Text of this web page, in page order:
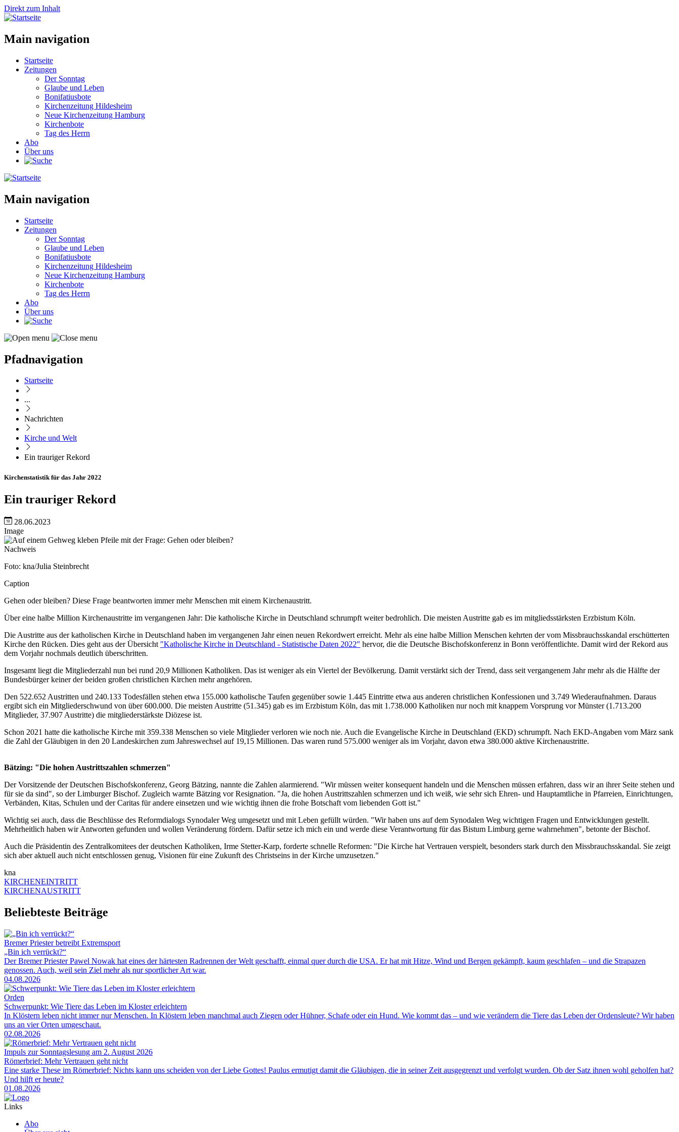
Direkt zum Inhalt
Main navigation
Startseite
Zeitungen
Der Sonntag
Glaube und Leben
Bonifatiusbote
Kirchenzeitung Hildesheim
Neue Kirchenzeitung Hamburg
Kirchenbote
Tag des Herrn
Abo
Über uns
Main navigation
Startseite
Zeitungen
Der Sonntag
Glaube und Leben
Bonifatiusbote
Kirchenzeitung Hildesheim
Neue Kirchenzeitung Hamburg
Kirchenbote
Tag des Herrn
Abo
Über uns
Pfadnavigation
Startseite
...
Nachrichten
Kirche und Welt
Ein trauriger Rekord
Kirchenstatistik für das Jahr 2022
Ein trauriger Rekord
28.06.2023
Image
Nachweis
Foto: kna/Julia Steinbrecht
Caption
Gehen oder bleiben? Diese Frage beantworten immer mehr Menschen mit einem Kirchenaustritt.
Über eine halbe Million Kirchenaustritte im vergangenen Jahr: Die katholische Kirche in Deutschland schrumpft weiter bedrohlich. Die meisten Austritte gab es im mitgliedsstärksten Erzbistum Köln.
Die Austritte aus der katholischen Kirche in Deutschland haben im vergangenen Jahr einen neuen Rekordwert erreicht. Mehr als eine halbe Million Menschen kehrten der vom Missbrauchsskandal erschütterten
Kirche den Rücken. Dies geht aus der Übersicht "Katholische Kirche in Deutschland - Statistische Daten 2022" hervor, die die Deutsche Bischofskonferenz in Bonn veröffentlichte. Damit wird der Rekord aus
dem Vorjahr nochmals deutlich überschritten.
Insgesamt liegt die Mitgliederzahl nun bei rund 20,9 Millionen Katholiken. Das ist weniger als ein Viertel der Bevölkerung. Damit verstärkt sich der Trend, dass seit vergangenem Jahr mehr als die Hälfte der
Bundesbürger keiner der beiden großen christlichen Kirchen mehr angehören.
Den 522.652 Austritten und 240.133 Todesfällen stehen etwa 155.000 katholische Taufen gegenüber sowie 1.445 Eintritte etwa aus anderen christlichen Konfessionen und 3.749 Wiederaufnahmen. Daraus
ergibt sich ein Mitgliederschwund von über 600.000. Die meisten Austritte (51.345) gab es im Erzbistum Köln, das mit 1.738.000 Katholiken nur noch mit knappem Vorsprung vor Münster (1.713.200
Mitglieder, 37.907 Austritte) die mitgliederstärkste Diözese ist.
Schon 2021 hatte die katholische Kirche mit 359.338 Menschen so viele Mitglieder verloren wie noch nie. Auch die Evangelische Kirche in Deutschland (EKD) schrumpft. Nach EKD-Angaben vom März sank
die Zahl der Gläubigen in den 20 Landeskirchen zum Jahreswechsel auf 19,15 Millionen. Das waren rund 575.000 weniger als im Vorjahr, davon etwa 380.000 aktive Kirchenaustritte.
Bätzing: "Die hohen Austrittszahlen schmerzen"
Der Vorsitzende der Deutschen Bischofskonferenz, Georg Bätzing, nannte die Zahlen alarmierend. "Wir müssen weiter konsequent handeln und die Menschen müssen erfahren, dass wir an ihrer Seite stehen und
für sie da sind", so der Limburger Bischof. Zugleich warnte Bätzing vor Resignation. "Ja, die hohen Austrittszahlen schmerzen und ich weiß, wie sehr sich Ehren- und Hauptamtliche in Pfarreien, Einrichtungen,
Verbänden, Kitas, Schulen und der Caritas für andere einsetzen und wie wichtig ihnen die frohe Botschaft vom liebenden Gott ist."
Wichtig sei auch, dass die Beschlüsse des Reformdialogs Synodaler Weg umgesetzt und mit Leben gefüllt würden. "Wir haben uns auf dem Synodalen Weg wichtigen Fragen und Entwicklungen gestellt.
Mehrheitlich haben wir Antworten gefunden und wollen Veränderung fördern. Dafür setze ich mich ein und werde diese Verantwortung für das Bistum Limburg gerne wahrnehmen", betonte der Bischof.
Auch die Präsidentin des Zentralkomitees der deutschen Katholiken, Irme Stetter-Karp, forderte schnelle Reformen: "Die Kirche hat Vertrauen verspielt, besonders stark durch den Missbrauchsskandal. Sie zeigt
sich aber aktuell auch nicht entschlossen genug, Visionen für eine Zukunft des Christseins in der Kirche umzusetzen."
kna
KIRCHENEINTRITT
KIRCHENAUSTRITT
Beliebteste Beiträge
Bremer Priester betreibt Extremsport
„Bin ich verrückt?“
Der Bremer Priester Pawel Nowak hat eines der härtesten Radrennen der Welt geschafft, einmal quer durch die USA. Er hat mit Hitze, Wind und Bergen gekämpft, kaum geschlafen – und die Strapazen
genossen. Auch, weil sein Ziel mehr als nur sportlicher Art war.
04.08.2026
Orden
Schwerpunkt: Wie Tiere das Leben im Kloster erleichtern
In Klöstern leben nicht immer nur Menschen. In Klöstern leben manchmal auch Ziegen oder Hühner, Schafe oder ein Hund. Wie kommt das – und wie verändern die Tiere das Leben der Ordensleute? Wir haben
uns an vier Orten umgeschaut.
02.08.2026
Impuls zur Sonntagslesung am 2. August 2026
Römerbrief: Mehr Vertrauen geht nicht
Eine starke These im Römerbrief: Nichts kann uns scheiden von der Liebe Gottes! Paulus ermutigt damit die Gläubigen, die in seiner Zeit ausgegrenzt und verfolgt wurden. Ob der Satz ihnen wohl geholfen hat?
Und hilft er heute?
01.08.2026
Links
Abo